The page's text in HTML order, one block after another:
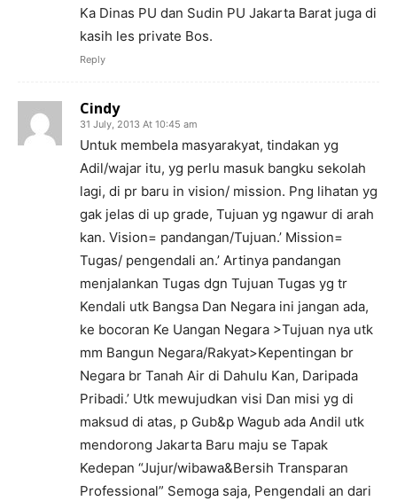
Ka Dinas PU dan Sudin PU Jakarta Barat juga di
kasih les private Bos.
Reply
Cindy
31 July, 2013 At 10:45 am
Untuk membela masyarakyat, tindakan yg
Adil/wajar itu, yg perlu masuk bangku sekolah
lagi, di pr baru in vision/ mission. Png lihatan yg
gak jelas di up grade, Tujuan yg ngawur di arah
kan. Vision= pandangan/Tujuan.’ Mission=
Tugas/ pengendali an.’ Artinya pandangan
menjalankan Tugas dgn Tujuan Tugas yg tr
Kendali utk Bangsa Dan Negara ini jangan ada,
ke bocoran Ke Uangan Negara >Tujuan nya utk
mm Bangun Negara/Rakyat>Kepentingan br
Negara br Tanah Air di Dahulu Kan, Daripada
Pribadi.’ Utk mewujudkan visi Dan misi yg di
maksud di atas, p Gub&p Wagub ada Andil utk
mendorong Jakarta Baru maju se Tapak
Kedepan “Jujur/wibawa&Bersih Transparan
Professional” Semoga saja, Pengendali an dari